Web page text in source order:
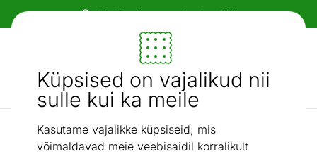
Küpsised on vajalikud nii
sulle kui ka meile
Kasutame vajalikke küpsiseid, mis
võimaldavad meie veebisaidil korralikult
Paindlikud ja mugavad makseviisid!
Mööbel ja sisustus - ON24
Otsi...
AI otsing
Presskannud / Presskann La Cafetière 350 ml